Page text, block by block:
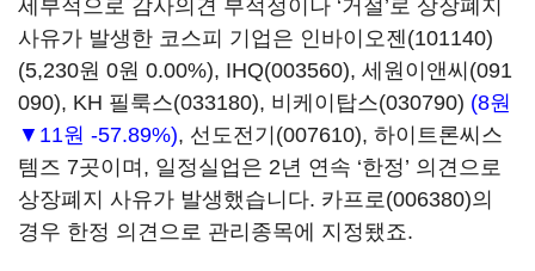
세부적으로 감사의견 부적정이나 ‘거절’로 상장폐지
사유가 발생한 코스피 기업은 인바이오젠(101140)
(5,230원 0원 0.00%), IHQ(003560), 세원이앤씨(091
090), KH 필룩스(033180), 비케이탑스(030790) (8원
▼11원 -57.89%), 선도전기(007610), 하이트론씨스
템즈 7곳이며, 일정실업은 2년 연속 ‘한정’ 의견으로
상장폐지 사유가 발생했습니다. 카프로(006380)의
경우 한정 의견으로 관리종목에 지정됐죠.